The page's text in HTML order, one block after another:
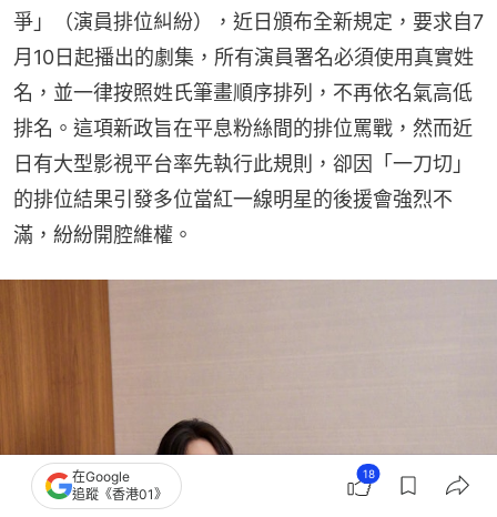
爭」（演員排位糾紛），近日頒布全新規定，要求自7
月10日起播出的劇集，所有演員署名必須使用真實姓
名，並一律按照姓氏筆畫順序排列，不再依名氣高低
排名。這項新政旨在平息粉絲間的排位罵戰，然而近
日有大型影視平台率先執行此規則，卻因「一刀切」
的排位結果引發多位當紅一線明星的後援會強烈不
滿，紛紛開腔維權。
在Google
追蹤《香港01》
18